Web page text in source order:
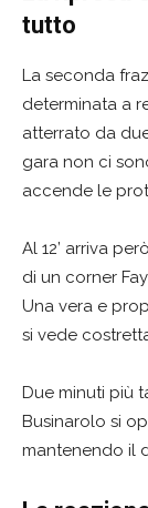
tutto
La seconda
determinata a
atterrato da
gara non ci
accende le
Al 12’ arriva
di un corner
Una vera e
si vede
Due minuti più
Businarolo si
mantenendo il